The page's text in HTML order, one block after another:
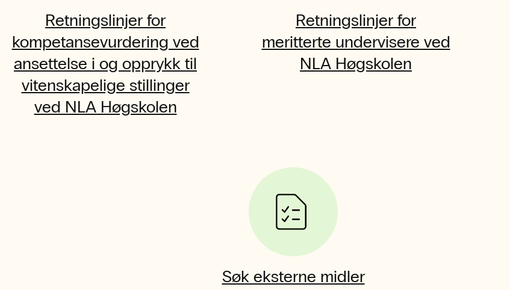
Retningslinjer for
kompetansevurdering ved
ansettelse i og opprykk til
vitenskapelige stillinger
ved NLA Høgskolen
Retningslinjer for
meritterte undervisere ved
NLA Høgskolen
Søk eksterne midler